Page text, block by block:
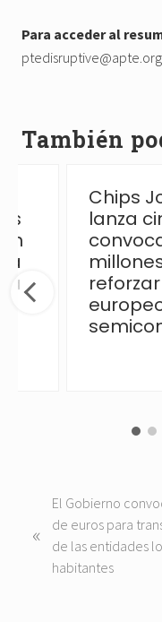
Para acceder al
ptedisruptive@apte.org
También
Chips
lanza
e
«
El Gobierno
de euros para
de las entidades
habitantes